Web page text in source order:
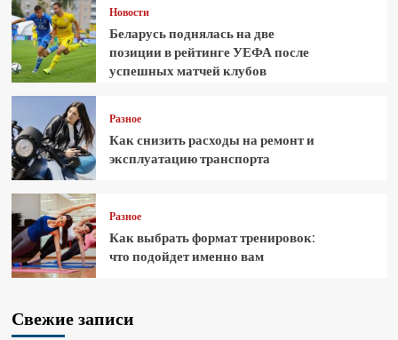
Новости
Беларусь поднялась на две
позиции в рейтинге УЕФА после
успешных матчей клубов
Разное
Как снизить расходы на ремонт и
эксплуатацию транспорта
Разное
Как выбрать формат тренировок:
что подойдет именно вам
Свежие записи